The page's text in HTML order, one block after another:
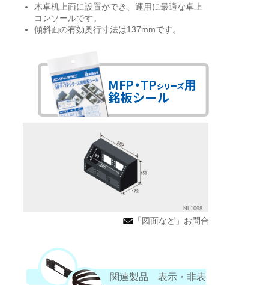
木卓机上面に設置ができ、運用に最適な卓上
コンソールです。
傾斜面の有効奥行寸法は137mmです。
NL1098
「図面など」お問合
関連製品 表示・非表